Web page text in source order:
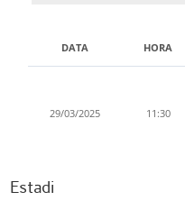
DATA HORA
29/03/2025 11:30
Estadi